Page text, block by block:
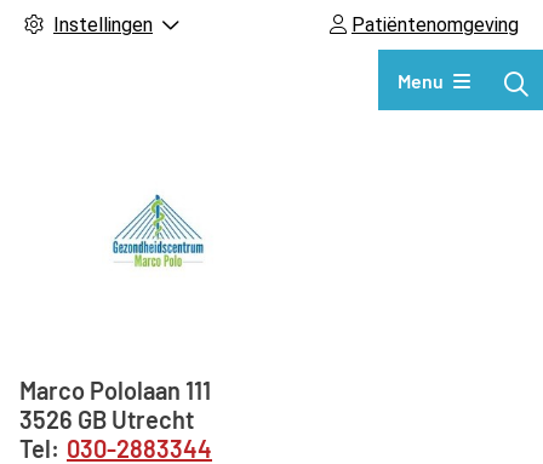
Instellingen Patiëntenomgeving
Hoofdmenu
Menu
Adresgegevens
Marco Pololaan 111
3526 GB Utrecht
030-2883344